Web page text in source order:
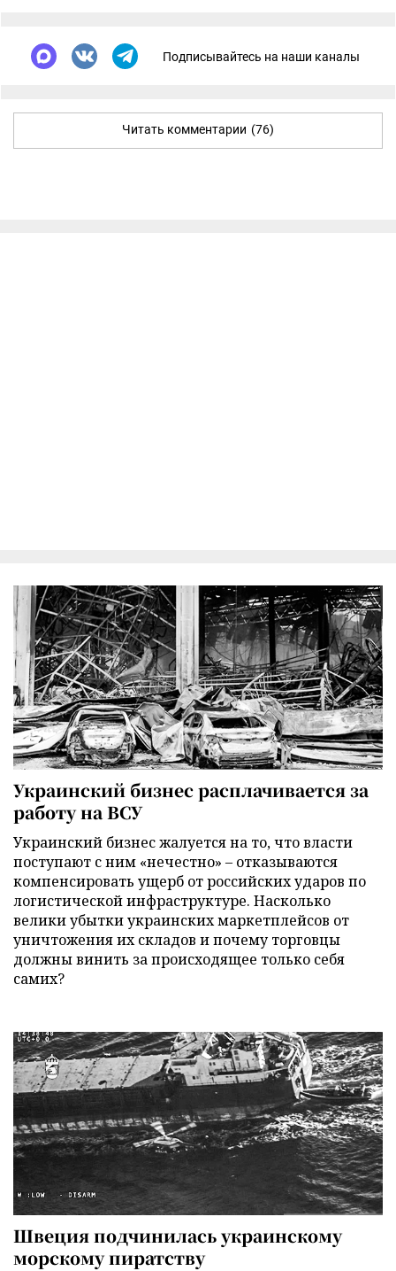
Подписывайтесь на наши каналы
Читать комментарии (76)
Украинский бизнес расплачивается за
работу на ВСУ
Украинский бизнес жалуется на то, что власти
поступают с ним «нечестно» – отказываются
компенсировать ущерб от российских ударов по
логистической инфраструктуре. Насколько
велики убытки украинских маркетплейсов от
уничтожения их складов и почему торговцы
должны винить за происходящее только себя
самих?
Швеция подчинилась украинскому
морскому пиратству